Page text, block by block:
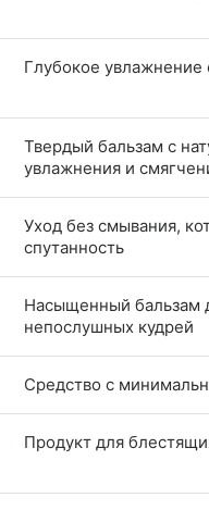
Глубокое
Твердый бальзам с
увлажнения и
Уход без смывания,
спутанность
Насыщенный бальзам
непослушных кудрей
Средство с
Продукт для